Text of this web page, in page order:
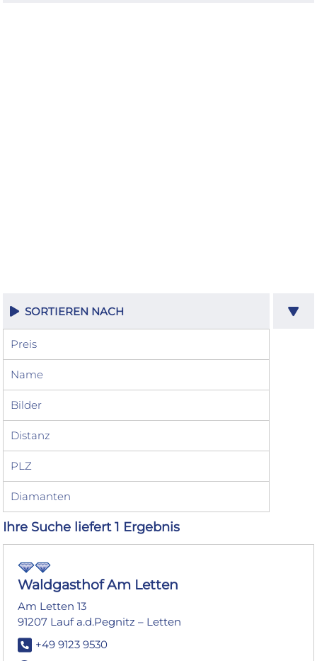
SORTIEREN NACH
Preis
Name
Bilder
Distanz
PLZ
Diamanten
Ihre Suche liefert 1 Ergebnis
Waldgasthof Am Letten
Am Letten 13
91207 Lauf a.d.Pegnitz – Letten
+49 9123 9530